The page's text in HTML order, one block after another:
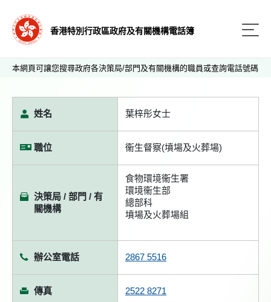
香港特別行政區政府及有關機構電話簿
本網頁可讓您搜尋政府各決策局/部門及有關機構的職員或查詢電話號碼
姓名 葉梓彤女士
職位 衞生督察(墳場及火葬場)
決策局 / 部門 / 有
關機構
食物環境衞生署
環境衞生部
總部科
墳場及火葬場組
辦公室電話 2867 5516
傳真 2522 8271